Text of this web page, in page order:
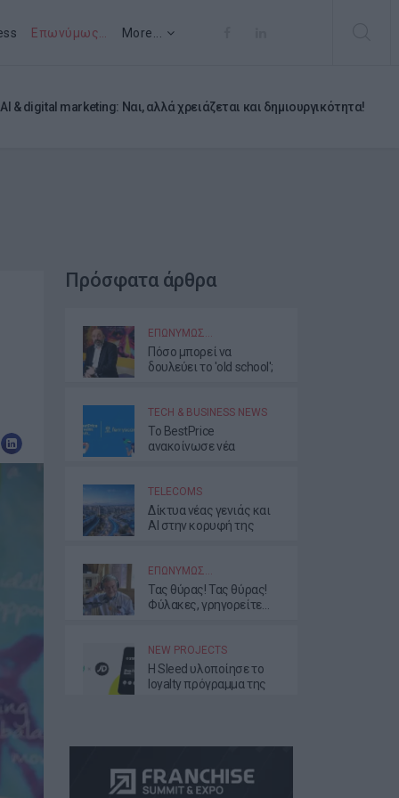
Επωνύμως… More...
AI & digital marketing: Ναι, αλλά χρειάζεται και δημιουργικότητα!
Πρόσφατα άρθρα
ΕΠΩΝΎΜΩΣ…
Πόσο μπορεί να
δουλεύει το 'old school';
TECH & BUSINESS NEWS
Το BestPrice
ανακοίνωσε νέα
TELECOMS
Δίκτυα νέας γενιάς και
AI στην κορυφή της
ΕΠΩΝΎΜΩΣ…
Τας θύρας! Τας θύρας!
Φύλακες, γρηγορείτε…
NEW PROJECTS
Η Sleed υλοποίησε το
loyalty πρόγραμμα της